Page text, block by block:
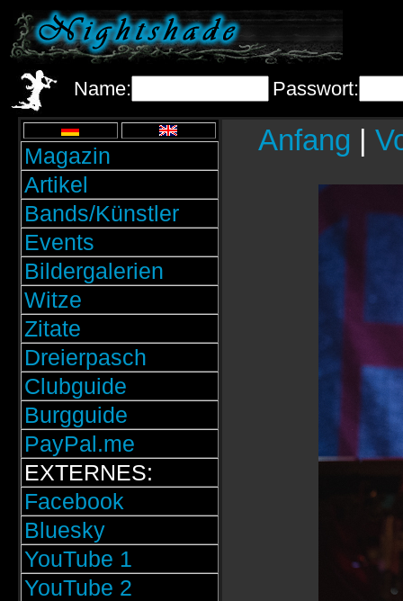
Name: Passwort:
Magazin
Artikel
Bands/Künstler
Events
Bildergalerien
Witze
Zitate
Dreierpasch
Clubguide
Burgguide
PayPal.me
EXTERNES:
Facebook
Bluesky
YouTube 1
YouTube 2
Anfang |